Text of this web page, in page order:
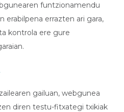
funtzionamendu
erabilpena errazten ari gara,
kontrola ere gure
gailuan, webgunea
diren testu-fitxategi txikiak